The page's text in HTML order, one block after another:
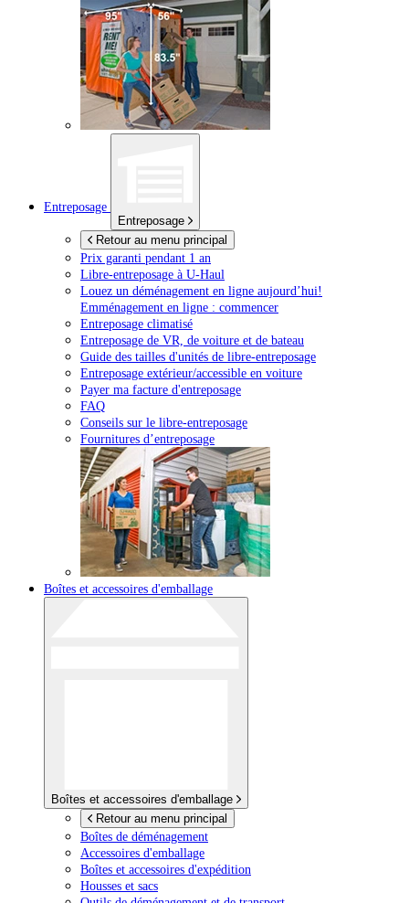
Entreposage
Entreposage
Retour au menu principal
Prix garanti pendant 1 an
Libre-entreposage à U-Haul
Louez un déménagement en ligne aujourd’hui!
Emménagement en ligne : commencer
Entreposage climatisé
Entreposage de VR, de voiture et de bateau
Guide des tailles d'unités de libre-entreposage
Entreposage extérieur/accessible en voiture
Payer ma facture d'entreposage
FAQ
Conseils sur le libre-entreposage
Fournitures d’entreposage
Boîtes et accessoires d'emballage
Boîtes et accessoires d'emballage
Retour au menu principal
Boîtes de déménagement
Accessoires d'emballage
Boîtes et accessoires d'expédition
Housses et sacs